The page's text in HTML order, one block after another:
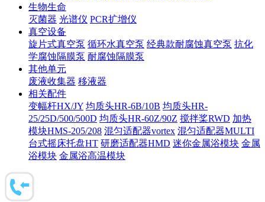
生物生命
灭菌器 光谱仪 PCR扩增仪
真空设备
旋片式真空泵 循环水真空泵 经典款耐腐蚀真空泵 抗化
学腐蚀隔膜泵 耐腐蚀隔膜泵
其他单元
废液收集器 移液器
相关配件
变幅杆HX/JY 均质头HR-6B/10B 均质头HR-
25/25D/500/500D 均质头HR-60Z/90Z 搅拌桨RWD 加热
模块HMS-205/208 混匀适配器vortex 混匀适配器MULTI
台式摇床托盘HT 研磨适配器HMD 迷你金属浴模块 金属
浴模块 金属浴高温模块